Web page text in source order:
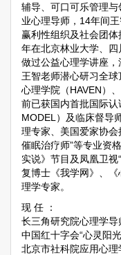
辅导、可口可乐管理
业心理导师，14年间
赢利性组织及社会团
年在北京林业大学、
做过公益心理学讲座，
王智老师潜心研习全
心理学院（HAVEN）
前已获国内首批国际认
MODEL）及临床督导
理专家、美国爱家协会
催眠治疗师”等专业资
实说》节目及凤凰卫视
复博士《我学网》、
理学专家。
现 任 ：
长三角研究院心理学
中国红十字会“心灵阳
北京市社科院应用心